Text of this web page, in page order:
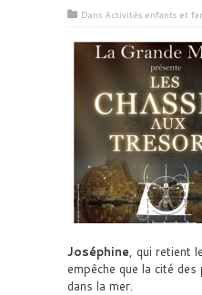
Dans Activités enfants et
Joséphine, qui retient
empêche que la cité des
dans la mer.